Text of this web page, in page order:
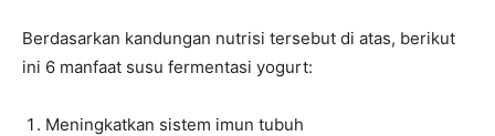
Berdasarkan kandungan nutrisi tersebut di atas, berikut
ini 6 manfaat susu fermentasi yogurt:
Meningkatkan sistem imun tubuh